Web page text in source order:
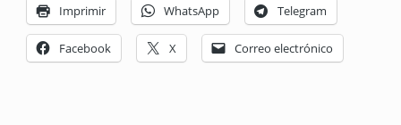
Imprimir WhatsApp Telegram
Facebook X Correo electrónico